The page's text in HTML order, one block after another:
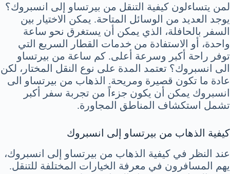
لمن يتساءلون كيفية التنقل من بيرتساو إلى انسبروك؟
يوجد العديد من الوسائل المتاحة. يمكن الاختيار بين
السفر بالحافلة، الذي يمكن أن يستغرق نحو ساعة
واحدة، أو الاستفادة من خدمات القطار السريع التي
توفر راحة أكبر وسرعة أعلى. كم ساعة من بيرتساو
الى انسبروك؟ تعتمد المدة على نوع النقل المختار، لكن
عادة ما تكون قصيرة ومريحة. الذهاب من بيرتساو الى
انسبروك يمكن أن يكون جزءاً من تجربة سفر أكبر
تشمل استكشاف المناطق المجاورة.
كيفية الذهاب من بيرتساو إلى انسبروك
عند النظر في كيفية الذهاب من بيرتساو إلى انسبروك،
يهم المسافرون في معرفة الخيارات المختلفة للتنقل.